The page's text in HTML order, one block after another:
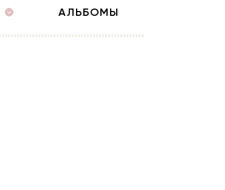
АЛЬБОМЫ